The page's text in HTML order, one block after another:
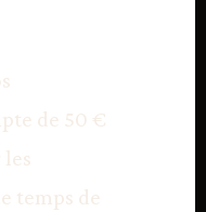
de 50 €
temps de